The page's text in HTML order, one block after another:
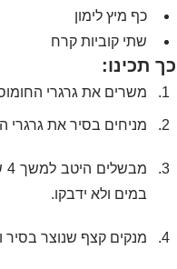
כף מיץ לימון
שתי קוביות קרח
כך תכינו:
משרים את גרגרי החומוס במים למשך 6-8 שעות, או
מניחים בסיר את
במים ולא ידבקו.
מנקים קצף שנוצר בסיר